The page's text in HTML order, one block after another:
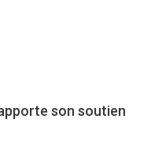
son soutien